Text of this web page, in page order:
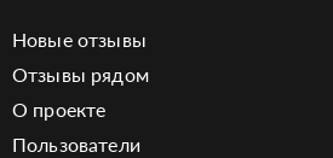
Новые отзывы
Отзывы рядом
О проекте
Пользователи